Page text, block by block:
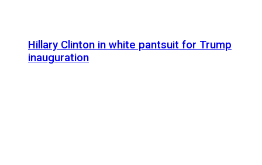
Hillary Clinton in white pantsuit for Trump
inauguration